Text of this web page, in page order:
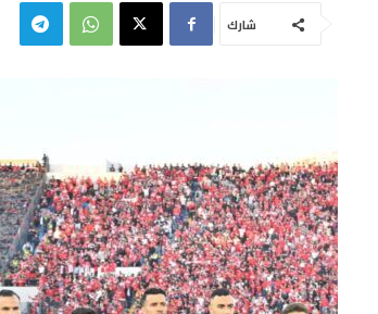
شارك